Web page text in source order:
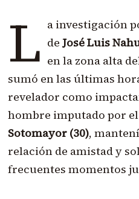
L a investigación
de José Luis
en la zona alta
sumó en las últimas
revelador como
hombre imputado por
Sotomayor (30),
relación de amistad y
frecuentes momentos